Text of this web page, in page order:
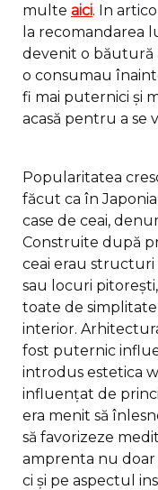
multe aici. In
la recomandarea
devenit o băutură
o consumau
fi mai puternici și
acasă pentru a se
Popularitatea
făcut ca în
case de ceai,
Construite după
ceai erau
sau locuri
toate de
interior.
fost puternic
introdus estetica
influențat de
era menit să
să favorizeze
amprenta nu doar
ci și pe aspectul